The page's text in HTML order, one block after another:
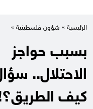
الرئيسية » شؤون فلسطينية »
بسبب حواجز
الاحتلال..
كيف